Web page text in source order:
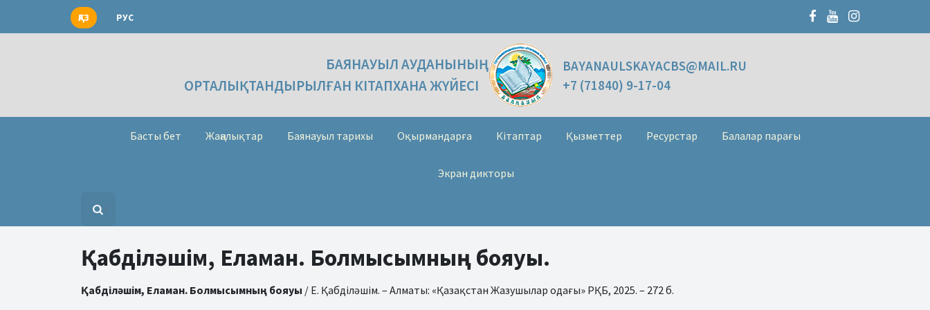
ҚАЗ РУС
БАЯНАУЫЛ АУДАНЫНЫҢ
ОРТАЛЫҚТАНДЫРЫЛҒАН КІТАПХАНА ЖҮЙЕСІ
BAYANAULSKAYACBS@MAIL.RU
+7 (71840) 9-17-04
Басты бет Жаңалықтар Баянауыл тарихы Оқырмандарға Кітаптар Қызметтер Ресурстар Балалар парағы
Экран дикторы
Қабділәшім, Еламан. Болмысымның бояуы.
Қабділәшім, Еламан. Болмысымның бояуы / Е. Қабділәшім. – Алматы: «Қазақстан Жазушылар одағы» РҚБ, 2025. – 272 б.